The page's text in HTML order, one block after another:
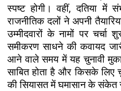
स्पष्ट होगी। वहीं, दतिया में
राजनीतिक दलों ने अपनी
उम्मीदवारों के नामों पर
समीकरण साधने की कवायद
आने वाले समय में यह चुनावी
साबित होता है और किसके लिए
की सियासत में घमासान के